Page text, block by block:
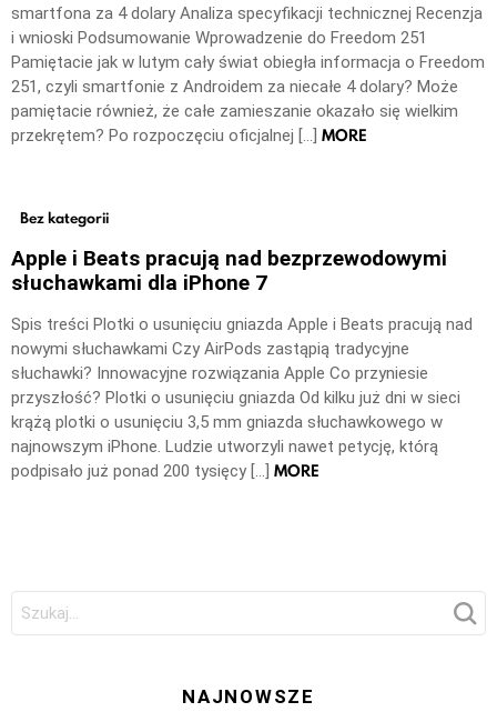
smartfona za 4 dolary Analiza specyfikacji technicznej Recenzja
i wnioski Podsumowanie Wprowadzenie do Freedom 251
Pamiętacie jak w lutym cały świat obiegła informacja o Freedom
251, czyli smartfonie z Androidem za niecałe 4 dolary? Może
pamiętacie również, że całe zamieszanie okazało się wielkim
przekrętem? Po rozpoczęciu oficjalnej […] MORE
Bez kategorii
Apple i Beats pracują nad bezprzewodowymi
słuchawkami dla iPhone 7
Spis treści Plotki o usunięciu gniazda Apple i Beats pracują nad
nowymi słuchawkami Czy AirPods zastąpią tradycyjne
słuchawki? Innowacyjne rozwiązania Apple Co przyniesie
przyszłość? Plotki o usunięciu gniazda Od kilku już dni w sieci
krążą plotki o usunięciu 3,5 mm gniazda słuchawkowego w
najnowszym iPhone. Ludzie utworzyli nawet petycję, którą
podpisało już ponad 200 tysięcy […] MORE
Szukaj:
NAJNOWSZE